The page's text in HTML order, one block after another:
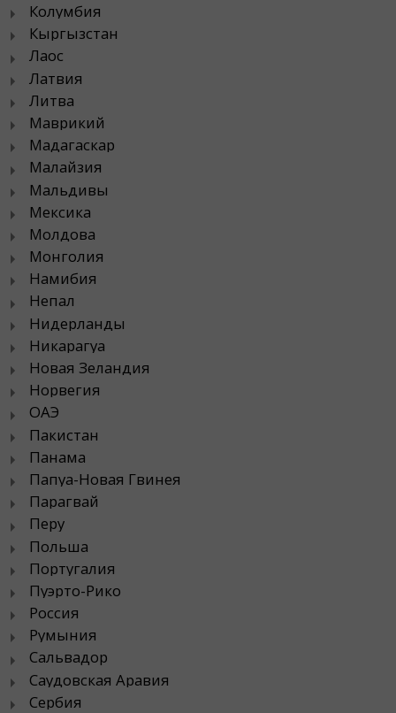
Колумбия
Кыргызстан
Лаос
Латвия
Литва
Маврикий
Мадагаскар
Малайзия
Мальдивы
Мексика
Молдова
Монголия
Намибия
Непал
Нидерланды
Никарагуа
Новая Зеландия
Норвегия
ОАЭ
Пакистан
Панама
Папуа-Новая Гвинея
Парагвай
Перу
Польша
Португалия
Пуэрто-Рико
Россия
Румыния
Сальвадор
Саудовская Аравия
Сербия